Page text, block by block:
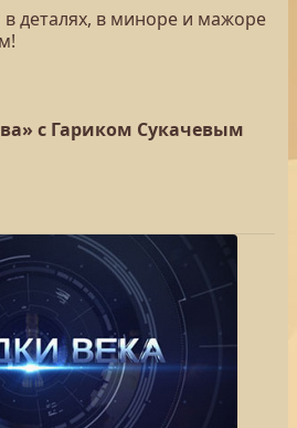
деталях, в миноре и мажоре
с Гариком Сукачевым